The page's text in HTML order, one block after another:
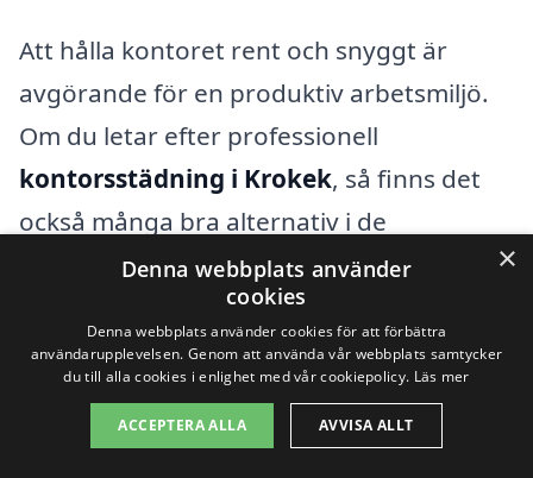
Att hålla kontoret rent och snyggt är
avgörande för en produktiv arbetsmiljö.
Om du letar efter professionell
kontorsstädning i Krokek, så finns det
också många bra alternativ i de
närliggande städerna. Här kan du enkelt
hitta städföretag som kan ge dig ett
kostnadsförslag och hjälpa dig med dina
städbehov.
×
Denna webbplats använder
cookies
Denna webbplats använder cookies för att förbättra
användarupplevelsen. Genom att använda vår webbplats samtycker
du till alla cookies i enlighet med vår cookiepolicy. Läs mer
ACCEPTERA ALLA AVVISA ALLT